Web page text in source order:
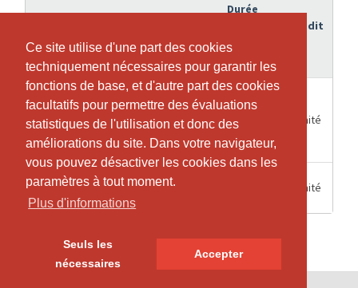
Ce site utilise d'une part des cookies
techniquement nécessaires pour garantir les
fonctions de base, et d'autre part des cookies
facultatifs pour permettre des évaluations
statistiques de l'utilisation et donc des
améliorations du site. Dans votre navigateur,
vous pouvez désactiver les cookies dans les
paramètres à tout moment.
Plus d'informations
Seuls les
nécessaires
Accepter
Ce site utilise d'une part des cookies
techniquement nécessaires pour garantir les
fonctions de base, et d'autre part des cookies
facultatifs pour permettre des évaluations
statistiques de l'utilisation et donc des
améliorations du site. Dans votre navigateur,
vous pouvez désactiver les cookies dans les
paramètres à tout moment.
Plus d'informations
Seuls les
nécessaires
Accepter
Durée
validité
Crédit
2) Kids/Teens: 2
Schnupperwochen (Tanz, Karate,
Krav Maga, Kinderyoga und Musik &
Bewegung) - unlimitiert
2
Semaines
Illimité
Kinder/Jugendliche
Halbjahresabo im Eulachfit
Illimité